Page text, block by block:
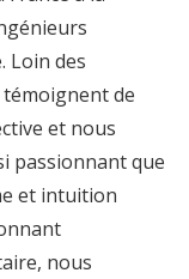
Loin des
de
et nous
passionnant que
et intuition
nous